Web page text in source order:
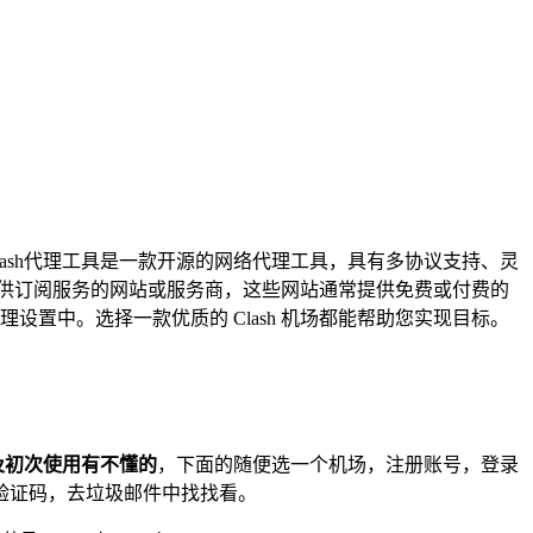
代理工具是一款开源的网络代理工具，具有多协议支持、灵
订阅服务的网站或服务商，这些网站通常提供免费或付费的
置中。选择一款优质的 Clash 机场都能帮助您实现目标。
初次使用有不懂的，下面的随便选一个机场，注册账号，登录
码，去垃圾邮件中找找看。